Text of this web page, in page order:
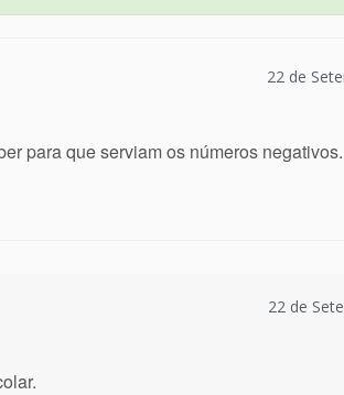
22 de
para que serviam os números
22 de